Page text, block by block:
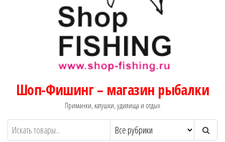
Шоп-Фишинг – магазин рыбалки
Приманки, катушки, удилища и отдых